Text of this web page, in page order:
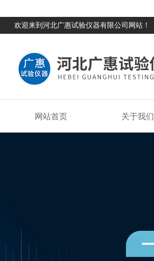
欢迎来到河北广惠试验仪器有限公司网站！
网站首页 关于我们